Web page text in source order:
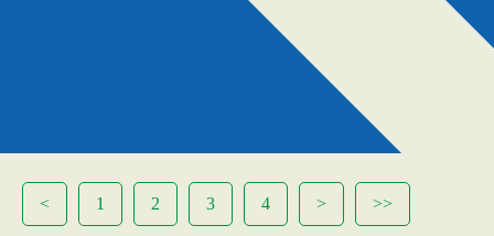
< 1 2 3 4 > >>